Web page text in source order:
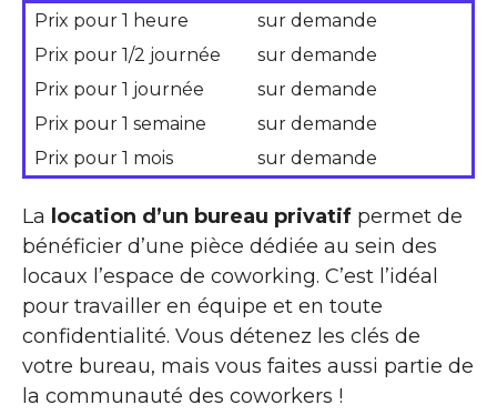
Prix pour 1 heure
sur demande
Prix pour 1/2 journée
sur demande
Prix pour 1 journée
sur demande
Prix pour 1 semaine
sur demande
Prix pour 1 mois
sur demande
La location d’un bureau privatif permet de
bénéficier d’une pièce dédiée au sein des
locaux l’espace de coworking. C’est l’idéal
pour travailler en équipe et en toute
confidentialité. Vous détenez les clés de
votre bureau, mais vous faites aussi partie de
la communauté des coworkers !